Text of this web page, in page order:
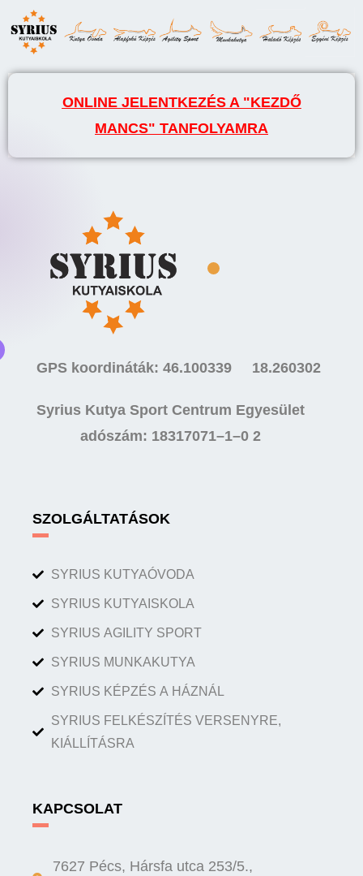
ONLINE JELENTKEZÉS A "KEZDŐ
MANCS" TANFOLYAMRA
GPS koordináták: 46.100339 18.260302
Syrius Kutya Sport Centrum Egyesület
adószám: 18317071–1–0 2
SZOLGÁLTATÁSOK
SYRIUS KUTYAÓVODA
SYRIUS KUTYAISKOLA
SYRIUS AGILITY SPORT
SYRIUS MUNKAKUTYA
SYRIUS KÉPZÉS A HÁZNÁL
SYRIUS FELKÉSZÍTÉS VERSENYRE,
KIÁLLÍTÁSRA
KAPCSOLAT
7627 Pécs, Hársfa utca 253/5.,